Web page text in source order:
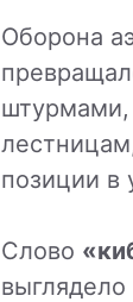
Оборона
штурмами,
позиции в
Слово